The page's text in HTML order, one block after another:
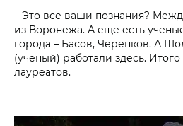
– Это все ваши познания?
из Воронежа. А еще есть
города – Басов, Черенков. А
(ученый) работали здесь.
лауреатов.